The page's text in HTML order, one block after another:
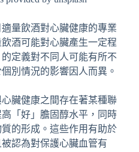
量飲酒對心臟健康的專業
酒可能對心臟產生一定程
定義對不同人可能有所不
別情況的影響因人而異。
臟健康之間存在著某種聯
「好」膽固醇水平，同時
的形成。這些作用有助於
認為對保護心臟血管有